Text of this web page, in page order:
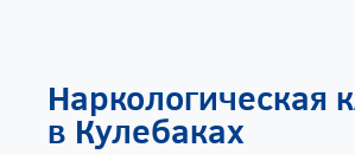
Наркологическая
в Кулебаках